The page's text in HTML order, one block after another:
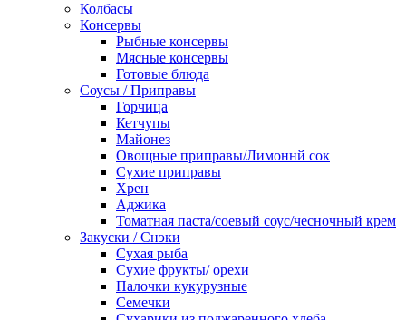
Колбасы
Консервы
Рыбные консервы
Мясные консервы
Готовые блюда
Соусы / Приправы
Горчица
Кетчупы
Майонез
Овощные приправы/Лимоннй сок
Сухие приправы
Хрен
Аджика
Томатная паста/соевый соус/чесночный крем
Закуски / Снэки
Сухая рыба
Сухие фрукты/ орехи
Палочки кукурузные
Семечки